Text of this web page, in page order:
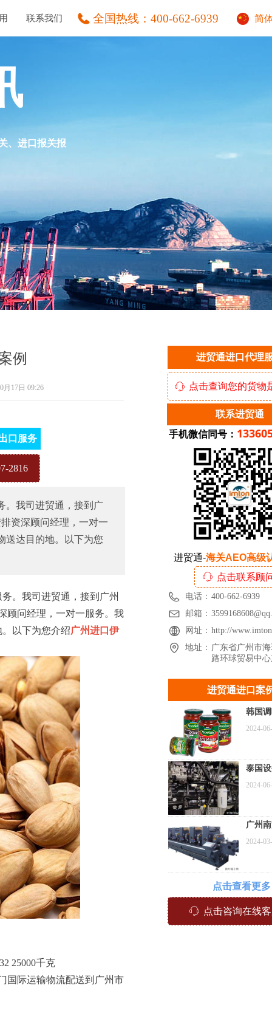
全国热线： 400-662-6939 简
联系我们
、进口报关报
例
。我司进贸通，接到广
资深顾问经理，一对一
送达目的地。以下为您
月17日 09:26
。我司进贸通，接到广州
顾问经理，一对一服务。我
以下为您介绍广州进口伊
25000千克
际运输物流配送到广州市
韩国
进口
2024-
泰国
关到
2024-
广州
越南
2024-
进贸通进口案
点击查看更多
进贸通进口代理
联系进贸通
ꁱ 点击联系顾
电话： 400-662-6939
邮箱：
网址： http://
地址： 广东省广州市
路环球贸易中
进贸通-海关AEO高级
口服务
ꁱ 点击查询您的货物
2816
手机微信同号：
ꁱ 点击咨询在线